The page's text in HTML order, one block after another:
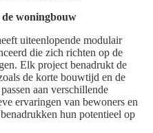
woningbouw
uiteenlopende modulair
die zich richten op de
Elk project benadrukt de
de korte bouwtijd en de
aan verschillende
ervaringen van bewoners en
hun potentieel op